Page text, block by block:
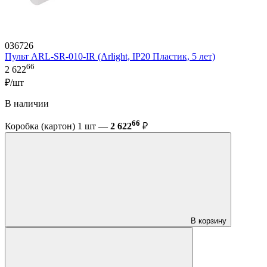
036726
Пульт ARL-SR-010-IR (Arlight, IP20 Пластик, 5 лет)
2 62266
₽/шт
В наличии
Коробка (картон) 1 шт — 2 62266 ₽
В корзину